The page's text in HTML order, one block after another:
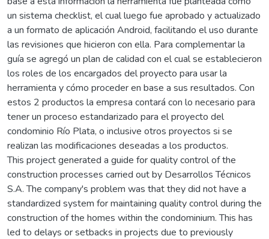
un sistema checklist, el cual luego fue aprobado y actualizado
a un formato de aplicación Android, facilitando el uso durante
las revisiones que hicieron con ella. Para complementar la
guía se agregó un plan de calidad con el cual se establecieron
los roles de los encargados del proyecto para usar la
herramienta y cómo proceder en base a sus resultados. Con
estos 2 productos la empresa contará con lo necesario para
tener un proceso estandarizado para el proyecto del
condominio Río Plata, o inclusive otros proyectos si se
realizan las modificaciones deseadas a los productos.
This project generated a guide for quality control of the
construction processes carried out by Desarrollos Técnicos
S.A. The company's problem was that they did not have a
standardized system for maintaining quality control during the
construction of the homes within the condominium. This has
led to delays or setbacks in projects due to previously